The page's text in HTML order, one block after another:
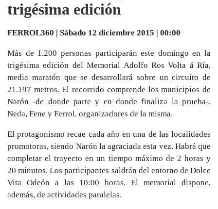
trigésima edición
FERROL360 | Sábado 12 diciembre 2015 | 00:00
Más de 1.200 personas participarán este domingo en la
trigésima edición del Memorial Adolfo Ros Volta á Ría,
media maratón que se desarrollará sobre un circuito de
21.197 metros. El recorrido comprende los municipios de
Narón -de donde parte y en donde finaliza la prueba-,
Neda, Fene y Ferrol, organizadores de la misma.
El protagonismo recae cada año en una de las localidades
promotoras, siendo Narón la agraciada esta vez. Habrá que
completar el trayecto en un tiempo máximo de 2 horas y
20 minutos. Los participantes saldrán del entorno de Dolce
Vita Odeón a las 10:00 horas. El memorial dispone,
además, de actividades paralelas.